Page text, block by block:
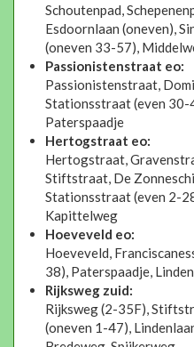
Schoutenpad,
Esdoornlaan (oneven),
(oneven 33-57),
Passionistenstraat eo:
Passionistenstraat,
Stationsstraat (even 30-
Paterspaadje
Hertogstraat eo:
Hertogstraat,
Stiftstraat, De
Stationsstraat (even 2-
Kapittelweg
Hoeveveld eo:
Hoeveveld,
38), Paterspaadje,
Rijksweg zuid:
Rijksweg (2-35F),
(oneven 1-47),